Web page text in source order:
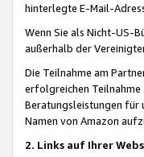
hinterlegte E-Mail-
Wenn Sie als Nicht-US-
außerhalb der
Die Teilnahme am
erfolgreichen
Beratungsleistungen für
Namen von Amazon
2. Links auf Ihrer